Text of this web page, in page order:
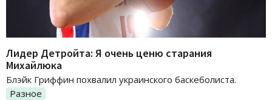
Лидер Детройта: Я очень ценю старания
Михайлюка
Блэйк Гриффин похвалил украинского баскеболиста.
Разное